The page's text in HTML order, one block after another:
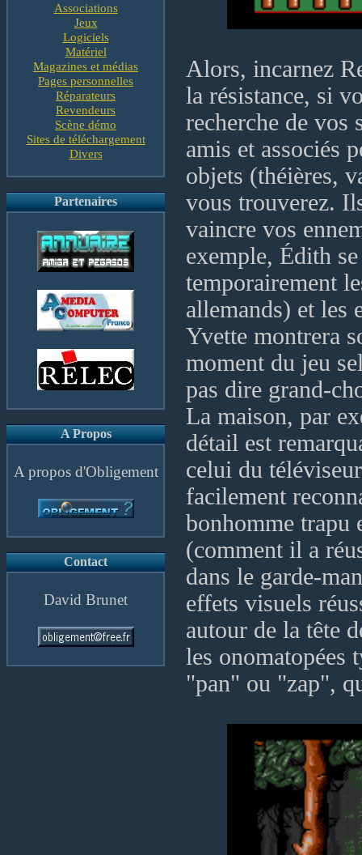
Associations
Jeux
Logiciels
Matériel
Magazines et médias
Pages personnelles
Réparateurs
Revendeurs
Scène démo
Sites de téléchargement
Divers
Partenaires
A Propos
A propos d'Obligement
Contact
David Brunet
Alors, incarnez
la résistance, si
recherche de vos
amis et associés
objets (théières,
vous trouverez.
vaincre vos
exemple, Édith
temporairement
allemands) et les
Yvette montrera
moment du jeu
pas dire grand-
La maison, par
détail est
celui du
facilement
bonhomme trapu
(comment il a
dans le garde-
effets visuels
autour de la tête
les onomatopées
"pan" ou "zap",